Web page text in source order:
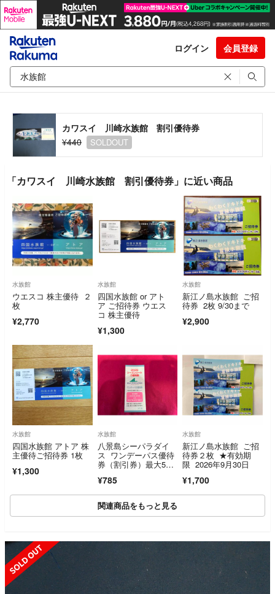
ログイン 会員登録
カワスイ 川崎水族館 割引優待券
¥440
SOLDOUT
「カワスイ 川崎水族館 割引優待券」に近い商品
水族館
ウエスコ 株主優待 ２
枚
¥2,770
水族館
四国水族館 or アト
ア ご招待券 ウエス
コ 株主優待
¥1,300
水族館
新江ノ島水族館 ご招
待券 2枚 9/30まで
¥2,900
水族館
四国水族館 アトア 株
主優待ご招待券 1枚
¥1,300
水族館
八景島シーパラダイ
ス ワンデーパス優待
券（割引券）最大5名
¥785
水族館
新江ノ島水族館 ご招
待券２枚 ★有効期
限 2026年9月30日
¥1,700
関連商品をもっと見る
SOLD OUT